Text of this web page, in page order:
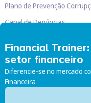
Financial
setor financeiro
Diferencie-se no mercado
Financeira
Plano de Prevenção
Canal de Denúncias
Doutor Finanças, Lda